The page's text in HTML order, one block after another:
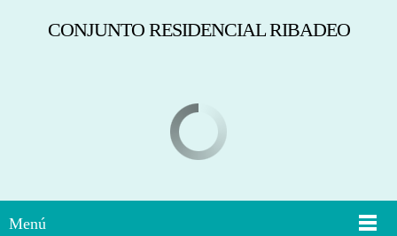
CONJUNTO RESIDENCIAL RIBADEO
Menú